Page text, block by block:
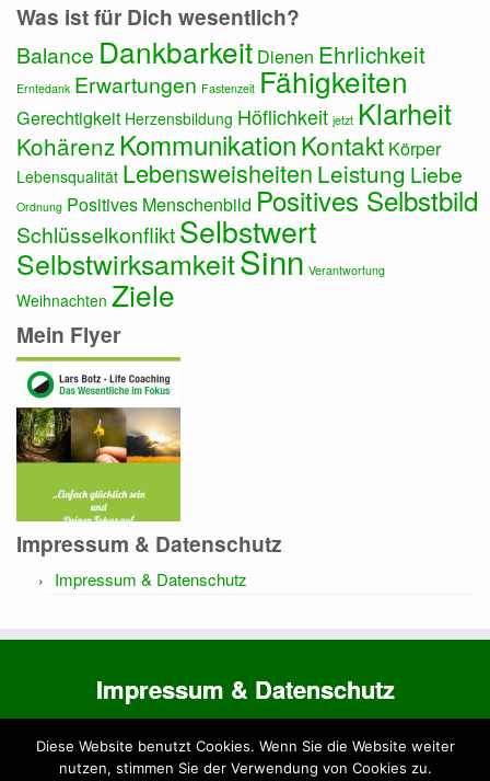
Was ist für Dich wesentlich?
Balance Dankbarkeit Dienen Ehrlichkeit
Erntedank Erwartungen Fastenzeit Fähigkeiten
Gerechtigkeit Herzensbildung Höflichkeit jetzt Klarheit
Kohärenz KommunikationKontakt Körper
Lebensqualität Lebensweisheiten Leistung Liebe
Ordnung Positives Menschenbild Positives Selbstbild
SchlüsselkonfliktSelbstwert
SelbstwirksamkeitSinn Verantwortung
Weihnachten Ziele
Mein Flyer
Impressum & Datenschutz
Impressum & Datenschutz
Impressum & Datenschutz
Diese Website benutzt Cookies. Wenn Sie die Website weiter
nutzen, stimmen Sie der Verwendung von Cookies zu.